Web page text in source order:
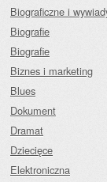
Biograficzne i
Biografie
Biografie
Biznes i marketing
Blues
Dokument
Dramat
Dziecięce
Elektroniczna